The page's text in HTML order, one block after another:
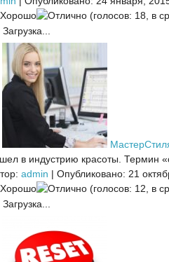
(голосов: 18, в
Загрузка...
в индустрию красоты. Термин
admin | Опубликовано: 21
(голосов: 12, в
Загрузка...